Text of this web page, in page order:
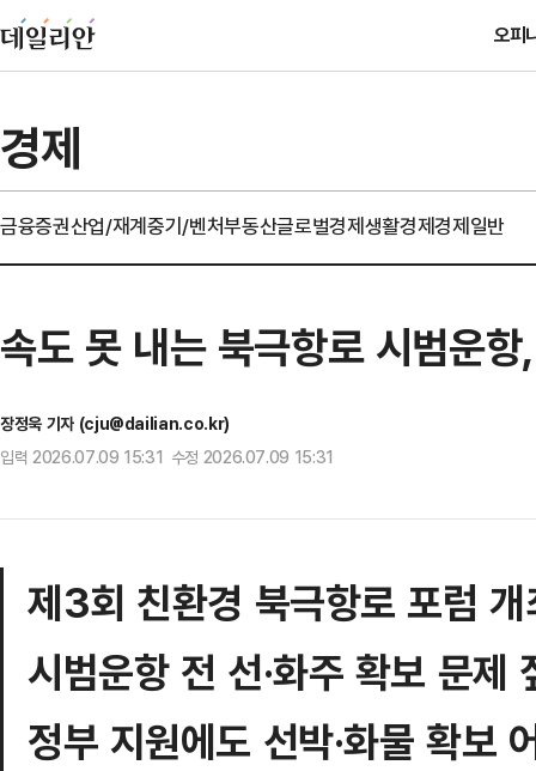
오피
경제
금융증권산업/재계중기/벤처부동산글로벌경제생활경제경제일반
속도 못 내는 북극항로 시범운항
장정욱 기자 (cju@dailian.co.kr)
입력 2026.07.09 15:31 수정 2026.07.09 15:31
제3회 친환경 북극항로 포럼 개
시범운항 전 선·화주 확보 문제
정부 지원에도 선박·화물 확보